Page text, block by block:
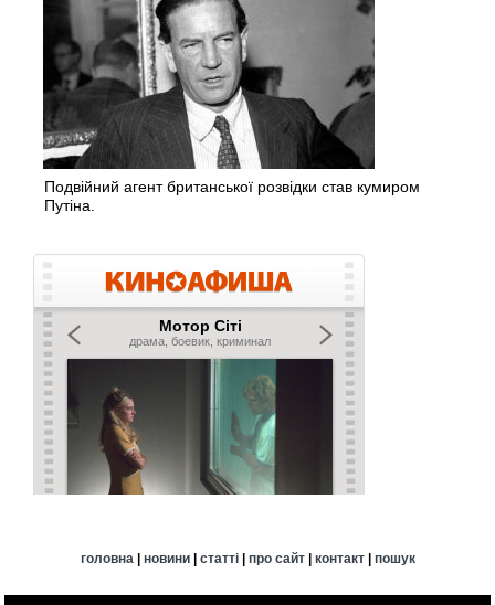
Подвійний агент британської розвідки став кумиром
Путіна.
головна | новини| статті| про сайт| контакт| пошук